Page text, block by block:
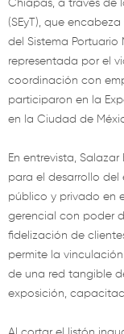
Chiapas, a través de
(SEyT), que
del Sistema Portuario
representada por el
coordinación con
participaron en la
en la Ciudad de
En entrevista,
para el desarrollo
público y privado en
gerencial con poder
fidelización de
permite la
de una red tangible
exposición,